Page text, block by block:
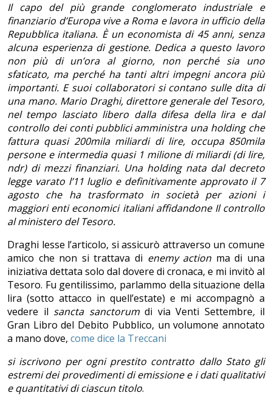
Il capo del più grande conglomerato industriale e
finanziario d’Europa vive a Roma e lavora in ufficio della
Repubblica italiana. È un economista di 45 anni, senza
alcuna esperienza di gestione. Dedica a questo lavoro
non più di un’ora al giorno, non perché sia uno
sfaticato, ma perché ha tanti altri impegni ancora più
importanti. E suoi collaboratori si contano sulle dita di
una mano. Mario Draghi, direttore generale del Tesoro,
nel tempo lasciato libero dalla difesa della lira e dal
controllo dei conti pubblici amministra una holding che
fattura quasi 200mila miliardi di lire, occupa 850mila
persone e intermedia quasi 1 milione di miliardi (di lire,
ndr) di mezzi finanziari. Una holding nata dal decreto
legge varato l’11 luglio e definitivamente approvato il 7
agosto che ha trasformato in società per azioni i
maggiori enti economici italiani affidandone Il controllo
al ministero del Tesoro.
Draghi lesse l’articolo, si assicurò attraverso un comune
amico che non si trattava di enemy action ma di una
iniziativa dettata solo dal dovere di cronaca, e mi invitò al
Tesoro. Fu gentilissimo, parlammo della situazione della
lira (sotto attacco in quell’estate) e mi accompagnò a
vedere il sancta sanctorum di via Venti Settembre, il
Gran Libro del Debito Pubblico, un volumone annotato
a mano dove, come dice la Treccani
si iscrivono per ogni prestito contratto dallo Stato gli
estremi dei prove­dimenti di emissione e i dati qualitativi
e quantitativi di ciascun titolo.